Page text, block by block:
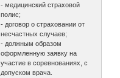
- медицинский страховой
полис;
- договор о страховании от
несчастных случаев;
- должным образом
оформленную заявку на
участие в соревнованиях, с
допуском врача.